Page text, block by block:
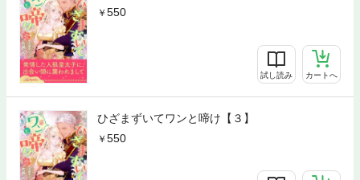
550
試し読み カートへ
ひざまずいてワンと啼け【３】
550